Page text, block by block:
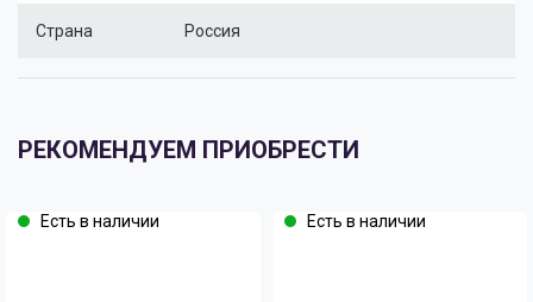
Страна Россия
РЕКОМЕНДУЕМ ПРИОБРЕСТИ
Есть в наличии Есть в наличии